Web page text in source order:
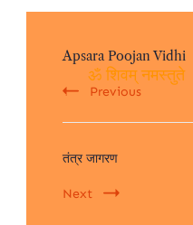
Navigation
Apsara Poojan Vidhi
Previous
तंत्र जागरण
Next
ॐ शिवम् नमस्तुते